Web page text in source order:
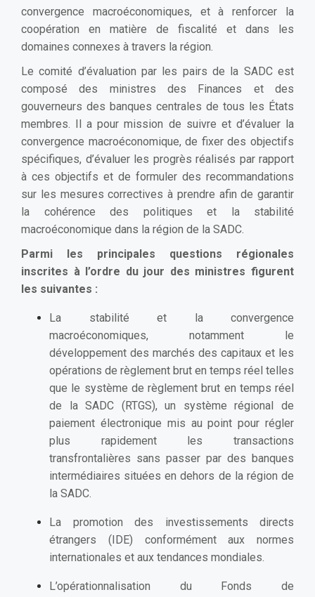
convergence macroéconomiques, et à renforcer la
coopération en matière de fiscalité et dans les
domaines connexes à travers la région.
Le comité d’évaluation par les pairs de la SADC est
composé des ministres des Finances et des
gouverneurs des banques centrales de tous les États
membres. Il a pour mission de suivre et d’évaluer la
convergence macroéconomique, de fixer des objectifs
spécifiques, d’évaluer les progrès réalisés par rapport
à ces objectifs et de formuler des recommandations
sur les mesures correctives à prendre afin de garantir
la cohérence des politiques et la stabilité
macroéconomique dans la région de la SADC.
Parmi les principales questions régionales
inscrites à l’ordre du jour des ministres figurent
les suivantes :
La stabilité et la convergence
macroéconomiques, notamment le
développement des marchés des capitaux et les
opérations de règlement brut en temps réel telles
que le système de règlement brut en temps réel
de la SADC (RTGS), un système régional de
paiement électronique mis au point pour régler
plus rapidement les transactions
transfrontalières sans passer par des banques
intermédiaires situées en dehors de la région de
la SADC.
La promotion des investissements directs
étrangers (IDE) conformément aux normes
internationales et aux tendances mondiales.
L’opérationnalisation du Fonds de